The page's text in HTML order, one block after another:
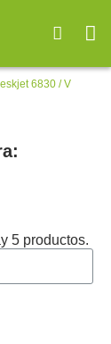
6830 / V
5 productos.